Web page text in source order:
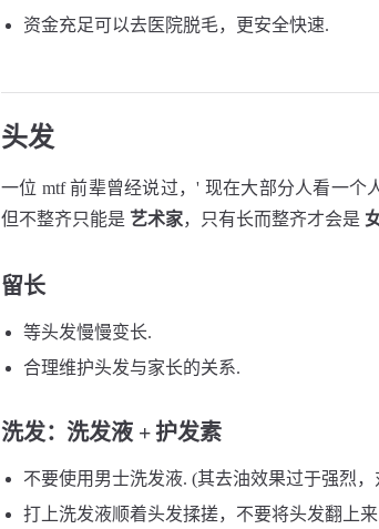
资金充足可以去医院脱毛，更安全快速.
头发
一位 mtf 前辈曾经说过，' 现在大部分人看一
但不整齐只能是 艺术家，只有长而整齐才会是
留长
等头发慢慢变长.
合理维护头发与家长的关系.
洗发：洗发液 + 护发素
不要使用男士洗发液. (其去油效果过于强烈
打上洗发液顺着头发揉搓，不要将头发翻上